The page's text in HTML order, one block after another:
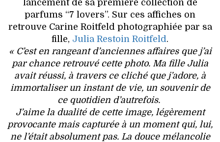
lancement de sa première collection de
parfums “7 lovers”. Sur ces affiches on
retrouve Carine Roitfeld photographiée par sa
fille, Julia Restoin Roitfeld.
« C’est en rangeant d’anciennes affaires que j’ai
par chance retrouvé cette photo. Ma fille Julia
avait réussi, à travers ce cliché que j’adore, à
immortaliser un instant de vie, un souvenir de
ce quotidien d’autrefois.
J’aime la dualité de cette image, légèrement
provocante mais capturée à un moment qui, lui,
ne l’était absolument pas. La douce mélancolie